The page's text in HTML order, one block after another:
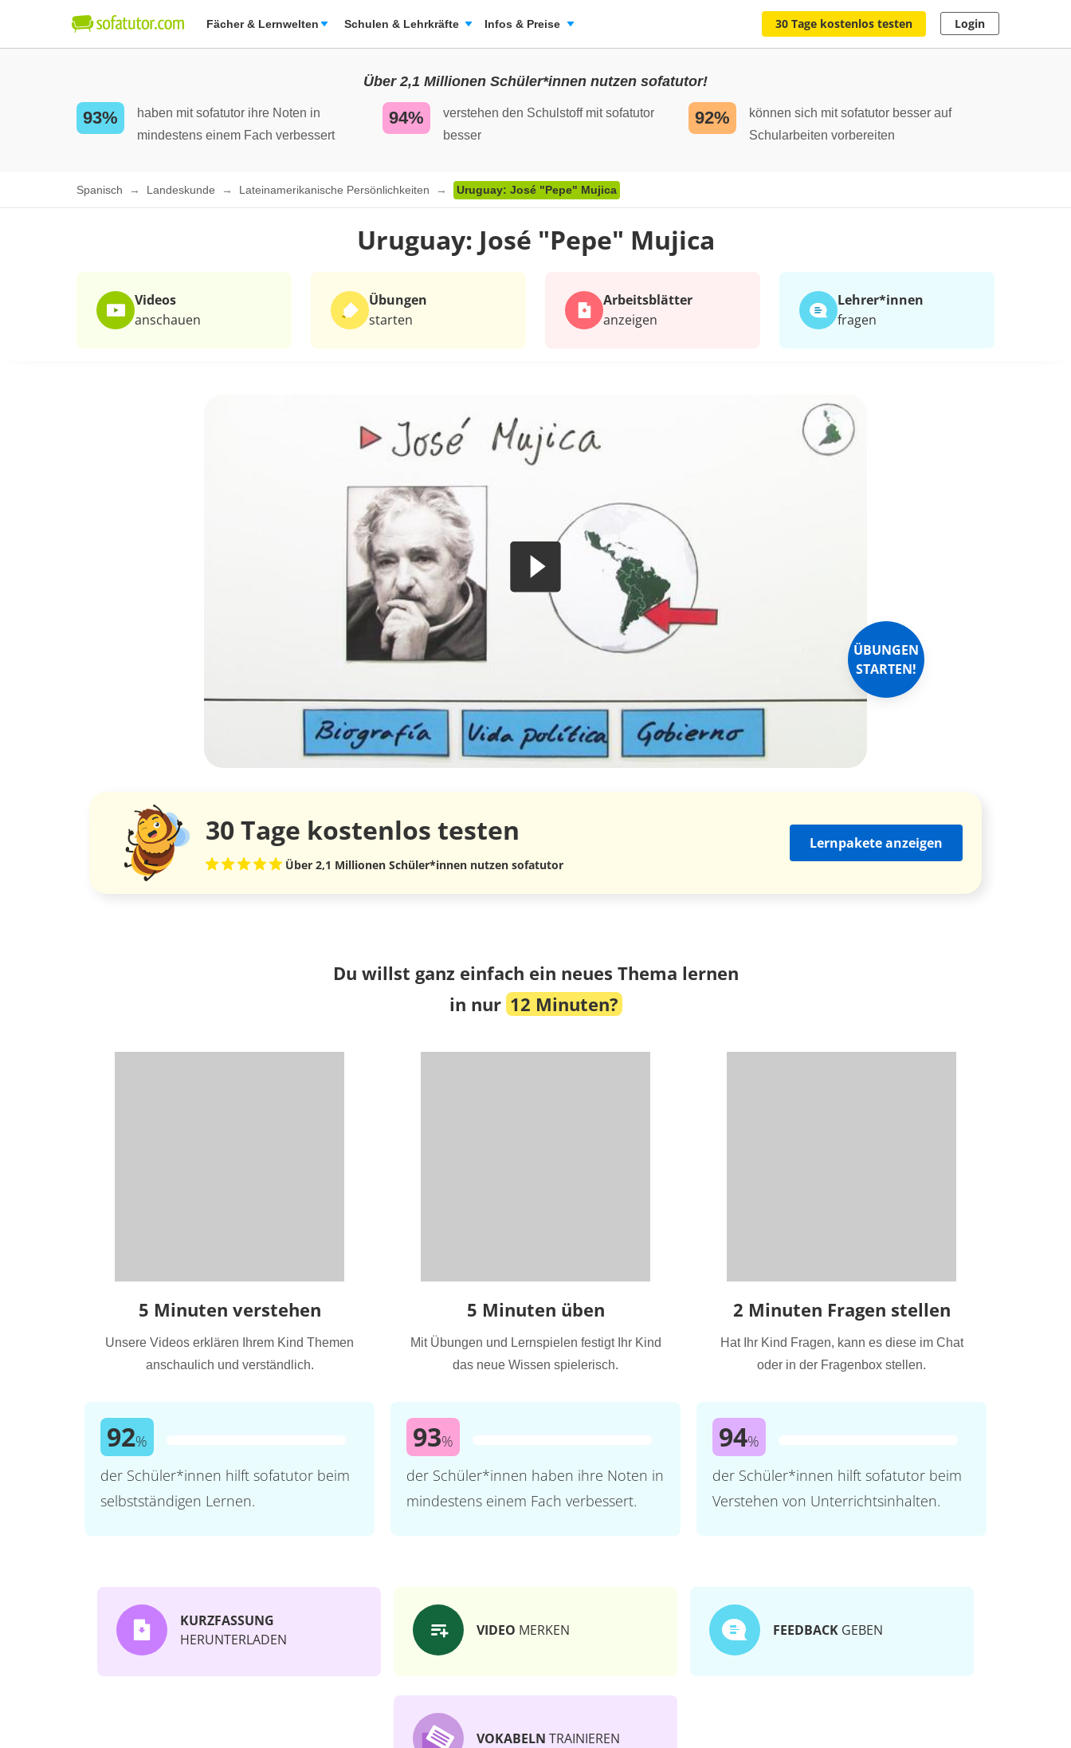
Fächer & Lernwelten Schulen & Lehrkräfte Infos & Preise 30 Tage kostenlos testen Login
Über 2,1 Millionen Schüler*innen nutzen sofatutor!
93%
haben mit sofatutor ihre Noten in
mindestens einem Fach verbessert
94%
verstehen den Schulstoff mit sofatutor
besser
92%
können sich mit sofatutor besser auf
Schularbeiten vorbereiten
Spanisch Landeskunde Lateinamerikanische Persönlichkeiten Uruguay: José "Pepe" Mujica
Uruguay: José "Pepe" Mujica
Videos
anschauen
Übungen
starten
Arbeits­blätter
anzeigen
Lehrer*​innen
fragen
ÜBUNGEN
STARTEN!
30 Tage kostenlos testen
Über 2,1 Millionen Schüler*innen nutzen sofatutor
Lernpakete anzeigen
Du willst ganz einfach ein neues Thema lernen
in nur 12 Minuten?
5 Minuten verstehen
Unsere Videos erklären Ihrem Kind Themen
anschaulich und verständlich.
92%
der Schüler*innen hilft sofatutor beim
selbstständigen Lernen.
5 Minuten üben
Mit Übungen und Lernspielen festigt Ihr Kind
das neue Wissen spielerisch.
93%
der Schüler*innen haben ihre Noten in
mindestens einem Fach verbessert.
2 Minuten Fragen stellen
Hat Ihr Kind Fragen, kann es diese im Chat
oder in der Fragenbox stellen.
94%
der Schüler*innen hilft sofatutor beim
Verstehen von Unterrichtsinhalten.
KURZFASSUNG
HERUNTERLADEN
VIDEO MERKEN FEEDBACK GEBEN
VOKABELN TRAINIEREN